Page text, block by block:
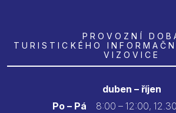
PROVOZNÍ
TURISTICKÉHO
VIZOVICE
duben – říjen
Po – Pá
8:00 – 12:00,